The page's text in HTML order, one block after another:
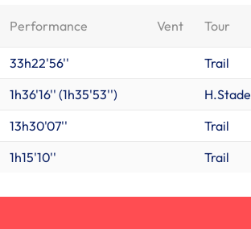
Performance Vent Tour
33h22'56'' Trail
1h36'16'' (1h35'53'') H.Stade
13h30'07'' Trail
1h15'10'' Trail